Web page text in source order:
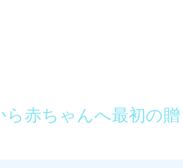
ら赤ちゃんへ最初の贈